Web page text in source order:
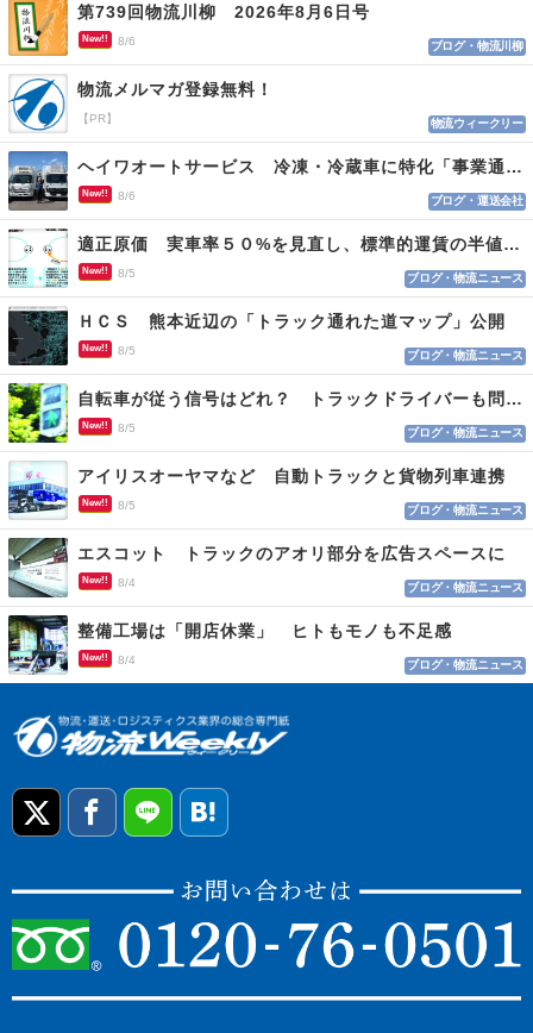
第739回物流川柳 2026年8月6日号
New!! 8/6 ブログ・物流川柳
物流メルマガ登録無料！
【PR】 物流ウィークリー
ヘイワオートサービス 冷凍・冷蔵車に特化「事業通じ貢献目指す」
New!! 8/6 ブログ・運送会社
適正原価 実車率５０%を見直し、標準的運賃の半値の恐れも
New!! 8/5 ブログ・物流ニュース
ＨＣＳ 熊本近辺の「トラック通れた道マップ」公開
New!! 8/5 ブログ・物流ニュース
自転車が従う信号はどれ？ トラックドライバーも問われる認識
New!! 8/5 ブログ・物流ニュース
アイリスオーヤマなど 自動トラックと貨物列車連携
New!! 8/5 ブログ・物流ニュース
エスコット トラックのアオリ部分を広告スペースに
New!! 8/4 ブログ・物流ニュース
整備工場は「開店休業」 ヒトもモノも不足感
New!! 8/4 ブログ・物流ニュース